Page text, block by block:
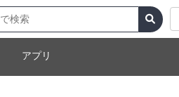
アプリ